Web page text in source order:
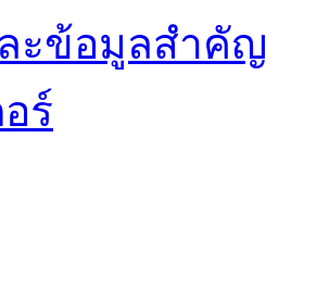
ะข้อมูลสำคัญ
ร์